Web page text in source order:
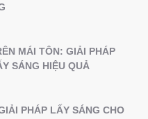
MÁI TÔN: GIẢI PHÁP
SÁNG HIỆU QUẢ
PHÁP LẤY SÁNG CHO